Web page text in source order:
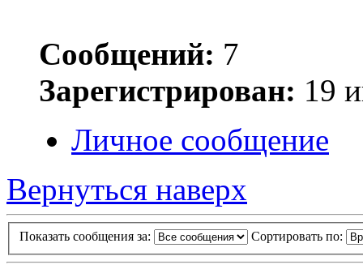
Сообщений: 7
Зарегистрирован: 19
Личное сообщение
Вернуться наверх
Показать сообщения за: Сортировать по: